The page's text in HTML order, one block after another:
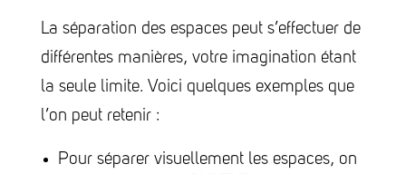
La séparation des espaces peut s’effectuer de
différentes manières, votre imagination étant
la seule limite. Voici quelques exemples que
l’on peut retenir :
Pour séparer visuellement les espaces, on